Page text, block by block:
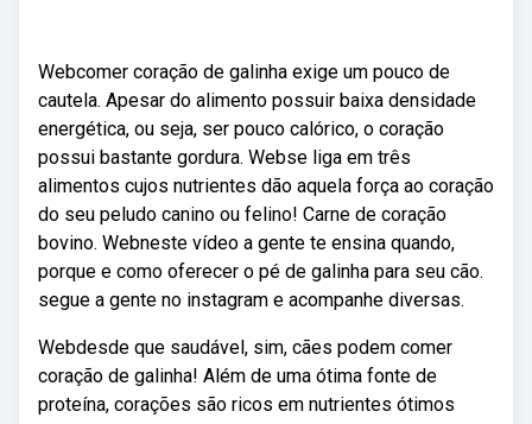
Webcomer coração de galinha exige um pouco de
cautela. Apesar do alimento possuir baixa densidade
energética, ou seja, ser pouco calórico, o coração
possui bastante gordura. Webse liga em três
alimentos cujos nutrientes dão aquela força ao coração
do seu peludo canino ou felino! Carne de coração
bovino. Webneste vídeo a gente te ensina quando,
porque e como oferecer o pé de galinha para seu cão.
segue a gente no instagram e acompanhe diversas.
Webdesde que saudável, sim, cães podem comer
coração de galinha! Além de uma ótima fonte de
proteína, corações são ricos em nutrientes ótimos